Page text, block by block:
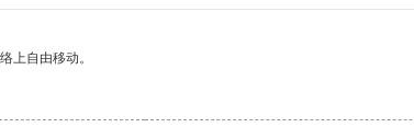
上自由移动。